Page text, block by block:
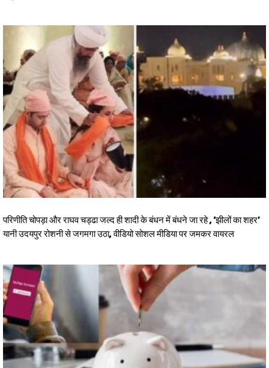
परिणीति चोपड़ा और राघव चड्ढा जल्द ही शादी के बंधन में बंधने जा रहे , ‘झीलों का शहर’
यानी उदयपुर रोशनी से जगमगा उठा, वीडियो सोशल मीडिया पर जमकर वायरल